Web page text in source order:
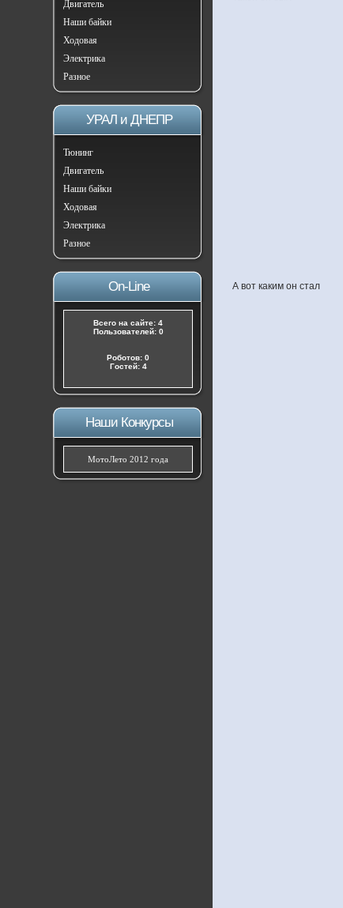
Двигатель
Наши байки
Ходовая
Электрика
Разное
УРАЛ и ДНЕПР
Тюнинг
Двигатель
Наши байки
Ходовая
Электрика
Разное
On-Line
Всего на сайте: 4
Пользователей: 0
Роботов: 0
Гостей: 4
Наши Конкурсы
МотоЛето 2012 года
А вот каким он стал